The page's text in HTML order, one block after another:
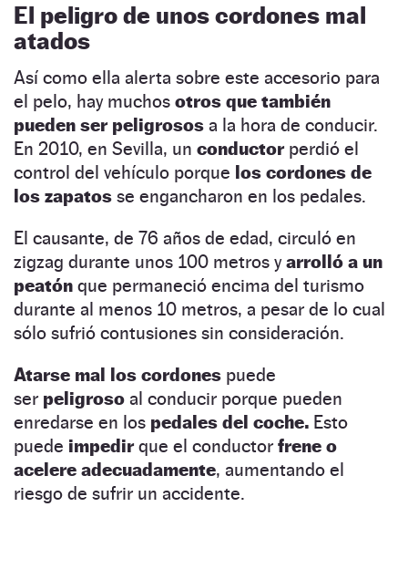
El peligro de unos cordones mal
atados
Así como ella alerta sobre este accesorio para
el pelo, hay muchos otros que también
pueden ser peligrosos a la hora de conducir.
En 2010, en Sevilla, un conductorperdió el
control del vehículo porque los cordones de
los zapatos se engancharon en los pedales.
El causante, de 76 años de edad, circuló en
zigzag durante unos 100 metros yarrolló a un
peatón que permaneció encima del turismo
durante al menos 10 metros, a pesar de lo cual
sólo sufrió contusiones sin consideración.
Atarse mal los cordones puede
ser peligroso al conducir porque pueden
enredarse en los pedales del coche. Esto
puede impedirque el conductor frene o
acelere adecuadamente, aumentando el
riesgo de sufrir un accidente.